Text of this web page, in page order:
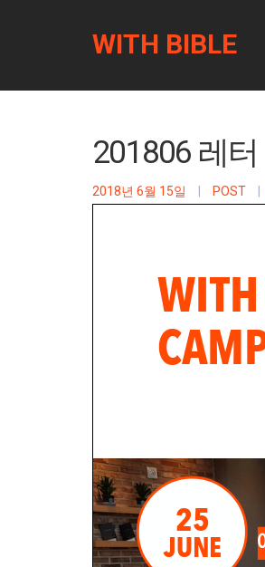
WITH BIBLE
201806 레터
2018년 6월 15일 POST